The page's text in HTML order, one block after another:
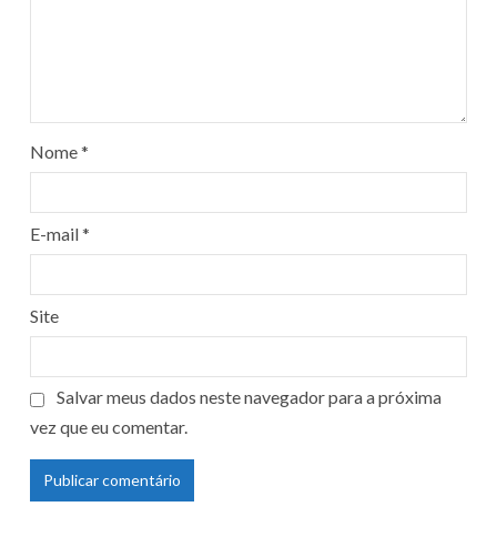
Nome*
E-mail*
Site
Salvar meus dados neste navegador para a próxima
vez que eu comentar.